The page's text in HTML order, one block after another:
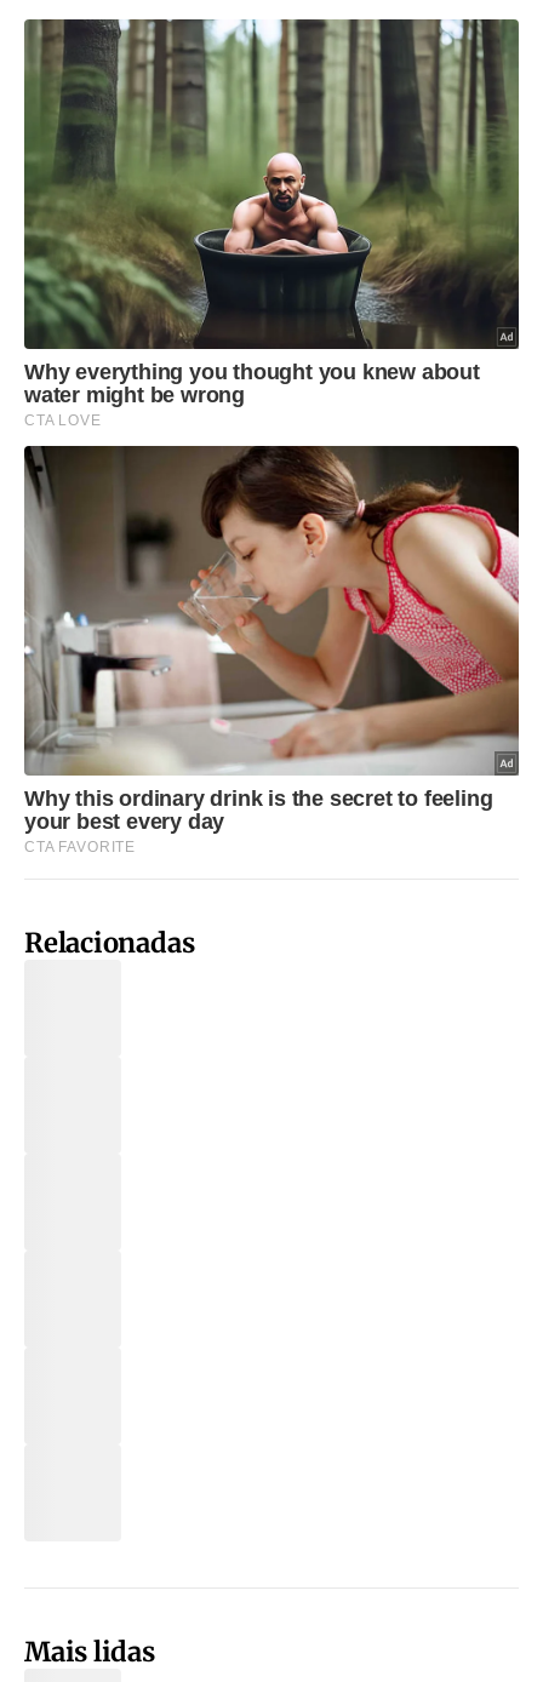
Relacionadas
Mais lidas